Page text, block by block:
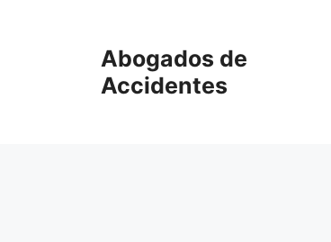
Abogados de
Accidentes